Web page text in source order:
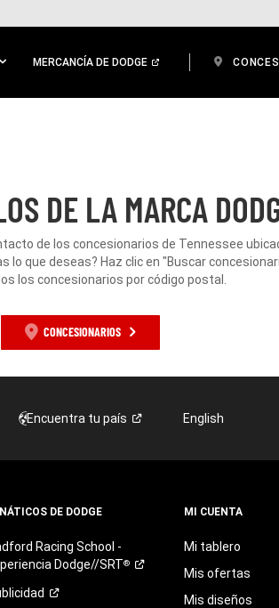
MERCANCÍA DE DODGE
DE LA MARCA
de los concesionarios de Tennessee
lo que deseas? Haz clic en "Buscar
los concesionarios por código postal.
CONCESIONARIOS
Encuentra tu país English
DE DODGE
Racing School -
Dodge//SRT®
MI CUENTA
Mi tablero
Mis ofertas
Mis diseños